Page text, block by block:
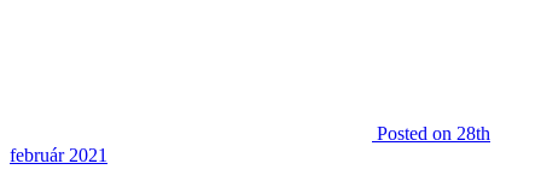
Posted on 28th
február 2021